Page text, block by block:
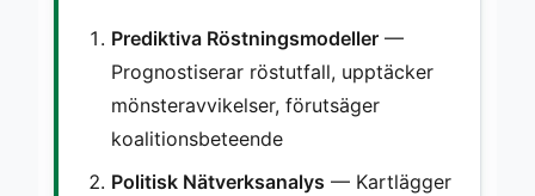
Prediktiva Röstningsmodeller —
Prognostiserar röstutfall, upptäcker
mönsteravvikelser, förutsäger
koalitionsbeteende
Politisk Nätverksanalys — Kartlägger